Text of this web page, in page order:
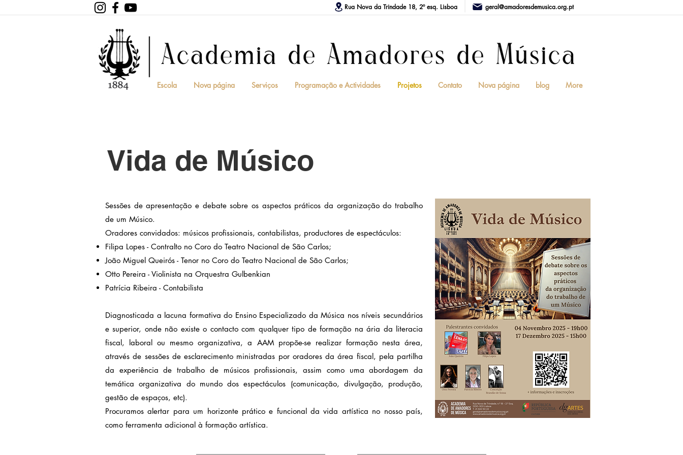
Escola Nova página Serviços Programação e Actividades Projetos Contato Nova página blog More
Rua Nova da Trindade 18, 2º esq. Lisboa geral@amadoresdemusica.org.pt
Vida de Músico
Sessões de apresentação e debate sobre os aspectos práticos da organização do trabalho
de um Músico.
Oradores convidados: músicos profissionais, contabilistas, productores de espectáculos:
Filipa Lopes - Contralto no Coro do Teatro Nacional de São Carlos;
João Miguel Queirós - Tenor no Coro do Teatro Nacional de São Carlos;
Otto Pereira - Violinista na Orquestra Gulbenkian
Patrícia Ribeira - Contabilista
Diagnosticada a lacuna formativa do Ensino Especializado da Música nos níveis secundários
e superior, onde não existe o contacto com qualquer tipo de formação na ária da literacia
fiscal, laboral ou mesmo organizativa, a AAM propõe-se realizar formação nesta área,
através de sessões de esclarecimento ministradas por oradores da área fiscal, pela partilha
da experiência de trabalho de músicos profissionais, assim como uma abordagem da
temática organizativa do mundo dos espectáculos (comunicação, divulgação, produção,
gestão de espaços, etc).
Procuramos alertar para um horizonte prático e funcional da vida artística no nosso país,
como ferramenta adicional à formação artística.